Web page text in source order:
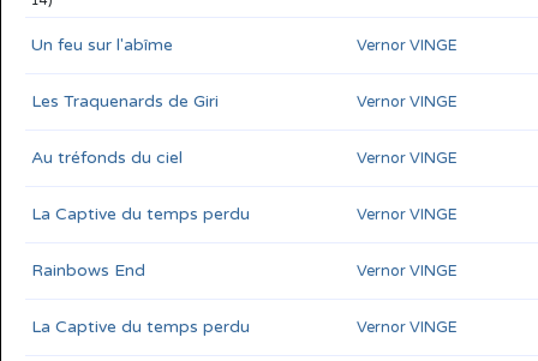
Un feu sur l'abîme Vernor VINGE
Les Traquenards de Giri Vernor VINGE
Au tréfonds du ciel Vernor VINGE
La Captive du temps perdu Vernor VINGE
Rainbows End Vernor VINGE
La Captive du temps perdu Vernor VINGE